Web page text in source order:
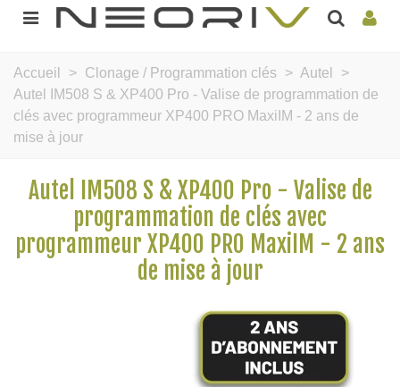
Accueil > Clonage / Programmation clés > Autel
>
Autel IM508 S & XP400 Pro - Valise de programmation de
clés avec programmeur XP400 PRO MaxiIM - 2 ans de
mise à jour
Autel IM508 S & XP400 Pro - Valise de
programmation de clés avec
programmeur XP400 PRO MaxiIM - 2 ans
de mise à jour